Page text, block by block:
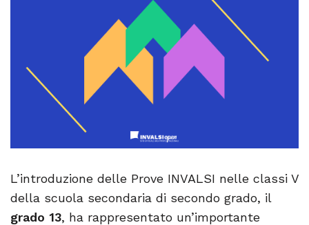
L’introduzione delle Prove INVALSI nelle classi V
della scuola secondaria di secondo grado, il
grado 13, ha rappresentato un’importante